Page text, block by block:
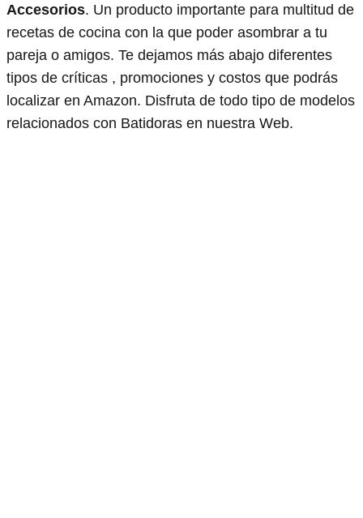
Accesorios. Un producto importante para multitud de
recetas de cocina con la que poder asombrar a tu
pareja o amigos. Te dejamos más abajo diferentes
tipos de críticas , promociones y costos que podrás
localizar en Amazon. Disfruta de todo tipo de modelos
relacionados con Batidoras en nuestra Web.